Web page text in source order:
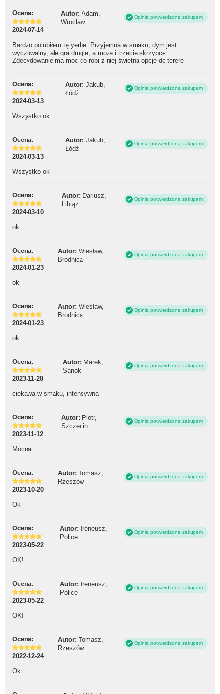
Ocena: Autor: Adam,
Wroclaw
Opinia potwierdzona zakupem
2024-07-14
Bardzo polubiłem tę yerbe. Przyjemna w smaku, dym jest
wyczuwalny, ale gra drugie, a może i trzecie skrzypce.
Zdecydowanie ma moc co robi z niej świetna opcje do terere
Ocena: Autor: Jakub,
Łódź
Opinia potwierdzona zakupem
2024-03-13
Wszystko ok
Ocena: Autor: Jakub,
Łódź
Opinia potwierdzona zakupem
2024-03-13
Wszystko ok
Ocena: Autor: Dariusz,
Libiąż
Opinia potwierdzona zakupem
2024-03-10
ok
Ocena: Autor: Wiesław,
Brodnica
Opinia potwierdzona zakupem
2024-01-23
ok
Ocena: Autor: Wiesław,
Brodnica
Opinia potwierdzona zakupem
2024-01-23
ok
Ocena: Autor: Marek,
Sanok
Opinia potwierdzona zakupem
2023-11-28
ciekawa w smaku, intensywna
Ocena: Autor: Piotr,
Szczecin
Opinia potwierdzona zakupem
2023-11-12
Mocna.
Ocena: Autor: Tomasz,
Rzeszów
Opinia potwierdzona zakupem
2023-10-20
Ok
Ocena: Autor: Ireneusz,
Police
Opinia potwierdzona zakupem
2023-05-22
OK!
Ocena: Autor: Ireneusz,
Police
Opinia potwierdzona zakupem
2023-05-22
OK!
Ocena: Autor: Tomasz,
Rzeszów
Opinia potwierdzona zakupem
2022-12-24
Ok